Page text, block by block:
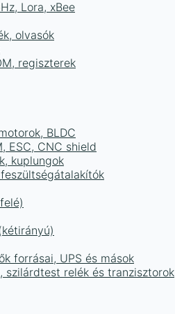
Lora, xBee
olvasók
regiszterek
BLDC
ESC, CNC shield
kuplungok
forrásai, UPS és mások
szilárdtest relék és tranzisztorok